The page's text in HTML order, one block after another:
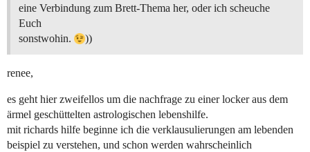
eine Verbindung zum Brett-Thema her, oder ich scheuche
Euch
sonstwohin.
))
renee,
es geht hier zweifellos um die nachfrage zu einer locker aus dem
ärmel geschüttelten astrologischen lebenshilfe.
mit richards hilfe beginne ich die verklausulierungen am lebenden
beispiel zu verstehen, und schon werden wahrscheinlich